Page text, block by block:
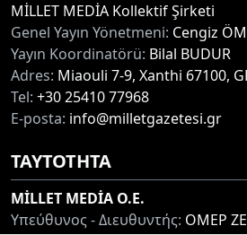
MİLLET MEDİA Kollektif Şirketi
Genel Yayın Yönetmeni: Cengiz
Yayın Koordinatörü: Bilal BUDUR
Adres: Miaouli 7-9, Xanthi 67100,
Tel: +30 25410 77968
E-posta: info@milletgazetesi.gr
ΤΑΥΤΟΤΗΤΑ
MİLLET MEDİA O.E.
Υπεύθυνος - Διευθυντής: ΟΜΕΡ